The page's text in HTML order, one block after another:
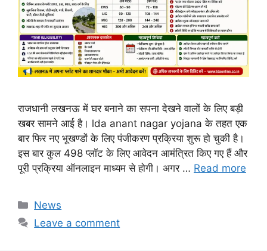
राजधानी लखनऊ में घर बनाने का सपना देखने वालों के लिए बड़ी
खबर सामने आई है। lda anant nagar yojana के तहत एक
बार फिर नए भूखण्डों के लिए पंजीकरण प्रक्रिया शुरू हो चुकी है।
इस बार कुल 498 प्लॉट के लिए आवेदन आमंत्रित किए गए हैं और
पूरी प्रक्रिया ऑनलाइन माध्यम से होगी। अगर … Read more
Categories
News
Leave a comment